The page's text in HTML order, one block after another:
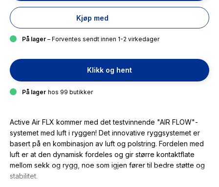
Kjøp med
På lager – Forventes sendt innen 1-2 virkedager
Klikk og hent
På lager hos 99 butikker
Active Air FLX kommer med det testvinnende "AIR FLOW"-
systemet med luft i ryggen! Det innovative ryggsystemet er
basert på en kombinasjon av luft og polstring. Fordelen med
luft er at den dynamisk fordeles og gir større kontaktflate
mellom sekk og rygg, noe som igjen fører til bedre støtte og
stabilitet.